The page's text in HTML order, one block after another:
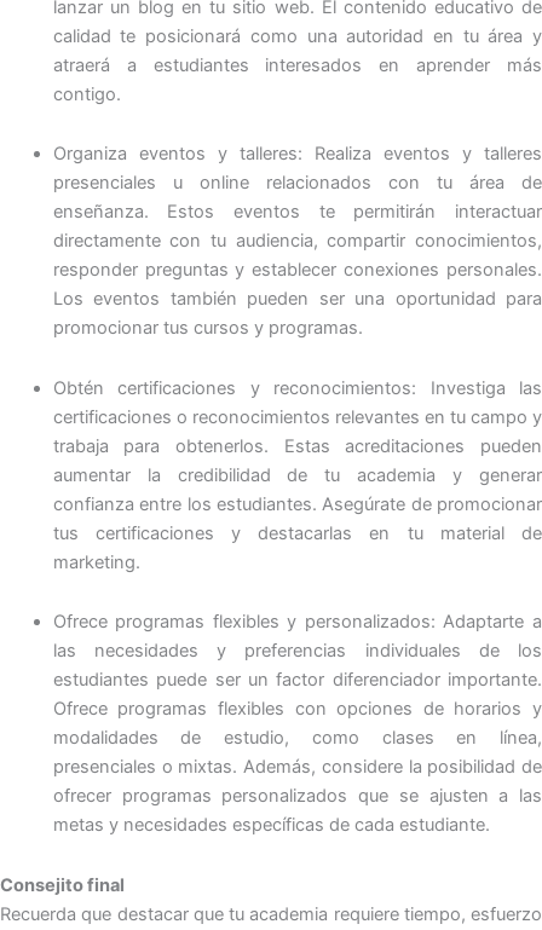
lanzar un blog en tu sitio web. El contenido educativo de
calidad te posicionará como una autoridad en tu área y
atraerá a estudiantes interesados ​​en aprender más
contigo.
Organiza eventos y talleres: Realiza eventos y talleres
presenciales u online relacionados con tu área de
enseñanza. Estos eventos te permitirán interactuar
directamente con tu audiencia, compartir conocimientos,
responder preguntas y establecer conexiones personales.
Los eventos también pueden ser una oportunidad para
promocionar tus cursos y programas.
Obtén certificaciones y reconocimientos: Investiga las
certificaciones o reconocimientos relevantes en tu campo y
trabaja para obtenerlos. Estas acreditaciones pueden
aumentar la credibilidad de tu academia y generar
confianza entre los estudiantes. Asegúrate de promocionar
tus certificaciones y destacarlas en tu material de
marketing.
Ofrece programas flexibles y personalizados: Adaptarte a
las necesidades y preferencias individuales de los
estudiantes puede ser un factor diferenciador importante.
Ofrece programas flexibles con opciones de horarios y
modalidades de estudio, como clases en línea,
presenciales o mixtas. Además, considere la posibilidad de
ofrecer programas personalizados que se ajusten a las
metas y necesidades específicas de cada estudiante.
Consejito final
Recuerda que destacar que tu academia requiere tiempo, esfuerzo